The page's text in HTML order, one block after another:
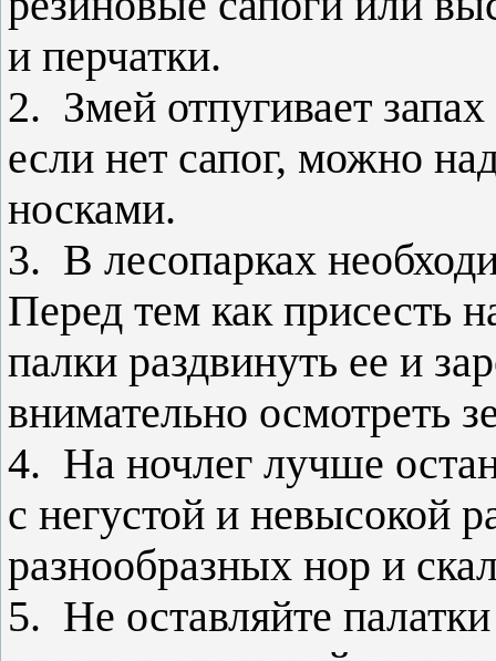
и перчатки.
2. Змей отпугивает
если нет сапог, можно
носками.
3. В лесопарках
Перед тем как присесть
палки раздвинуть ее и
внимательно осмотреть
4. На ночлег лучше
с негустой и невысокой
разнообразных нор и
5. Не оставляйте